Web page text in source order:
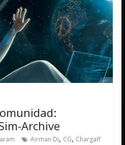
Archive
Airman Di, CG, Chargaff